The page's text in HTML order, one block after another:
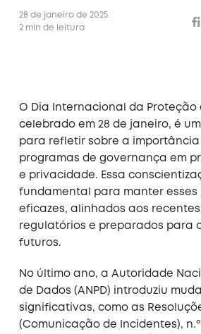
28 de janeiro de 2025
2 min de leitura
O Dia Internacional da Proteção
celebrado em 28 de janeiro, é
para refletir sobre a
programas de governança em
e privacidade. Essa
fundamental para manter esses
eficazes, alinhados aos
regulatórios e preparados para
futuros.
No último ano, a Autoridade
de Dados (ANPD) introduziu
significativas, como as
(Comunicação de Incidentes), n.º